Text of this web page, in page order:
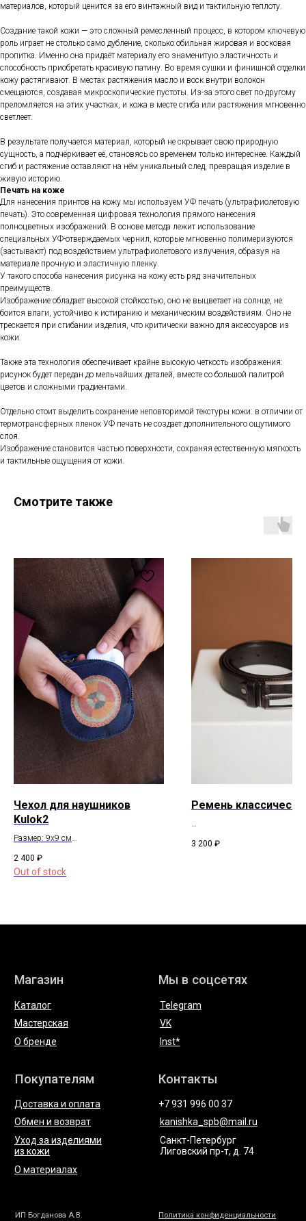
материалов, который ценится за его винтажный вид и тактильную теплоту.
Создание такой кожи — это сложный ремесленный процесс, в котором ключевую
роль играет не столько само дубление, сколько обильная жировая и восковая
пропитка. Именно она придаёт материалу его знаменитую эластичность и
способность приобретать красивую патину. Во время сушки и финишной отделки
кожу растягивают. В местах растяжения масло и воск внутри волокон
смещаются, создавая микроскопические пустоты. Из-за этого свет по-другому
преломляется на этих участках, и кожа в месте сгиба или растяжения мгновенно
светлеет.
В результате получается материал, который не скрывает свою природную
сущность, а подчёркивает её, становясь со временем только интереснее. Каждый
сгиб и растяжение оставляют на нём уникальный след, превращая изделие в
живую историю.
Печать на коже
Для нанесения принтов на кожу мы используем УФ печать (ультрафиолетовую
печать). Это современная цифровая технология прямого нанесения
полноцветных изображений. В основе метода лежит использование
специальных УФ-отверждаемых чернил, которые мгновенно полимеризуются
(застывают) под воздействием ультрафиолетового излучения, образуя на
материале прочную и эластичную пленку.
У такого способа нанесения рисунка на кожу есть ряд значительных
преимуществ.
Изображение обладает высокой стойкостью, оно не выцветает на солнце, не
боится влаги, устойчиво к истиранию и механическим воздействиям. Оно не
трескается при сгибании изделия, что критически важно для аксессуаров из
кожи.
Также эта технология обеспечивает крайне высокую четкость изображения:
рисунок будет передан до мельчайших деталей, вместе со большой палитрой
цветов и сложными градиентами.
Отдельно стоит выделить сохранение неповторимой текстуры кожи: в отличии от
термотрансферных пленок УФ печать не создает дополнительного ощутимого
слоя.
Изображение становится частью поверхности, сохраняя естественную мягкость
и тактильные ощущения от кожи.
Смотрите также
Чехол для наушников
Kulok2
Размер: 9x9 см
2 400 ₽
Out of stock
Ремень
3 200 ₽
Магазин
Покупателям
Каталог
Мастерская
из кожи
О материалах
Telegram
VK
Лиговский пр-т, д. 74
ИП Богданова А.В.
ОГРНИП 307 7847 081 00060
ИНН 78 102 079 6336
Политика конфиденциальности
Пользовательское соглашение
Договор оферты
Сертификаты и декларации Редизайн сайта
Telegram
* компания Meta, которой принадлежат Instagram и WhatsApp
запрещена в России